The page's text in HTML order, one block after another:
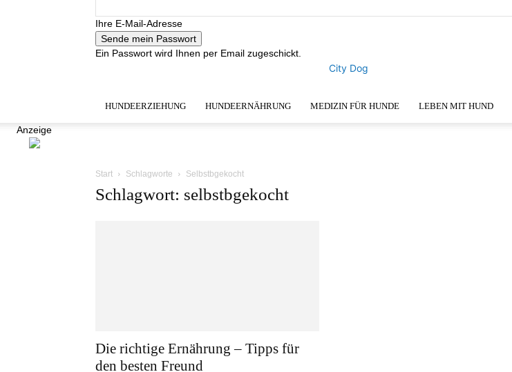
Ihre E-Mail-Adresse
Ein Passwort wird Ihnen per Email zugeschickt.
City Dog
HUNDEERZIEHUNG HUNDEERNÄHRUNG MEDIZIN FÜR HUNDE LEBEN MIT HUND
Anzeige
Start Schlagworte Selbstbgekocht
Schlagwort: selbstbgekocht
Die richtige Ernährung – Tipps für
den besten Freund